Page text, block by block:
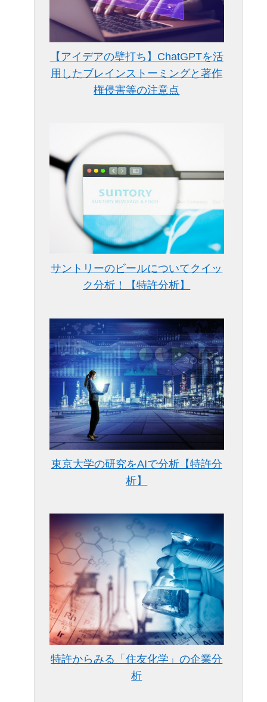
【アイデアの壁打ち】ChatGPTを活
用したブレインストーミングと著作
権侵害等の注意点
サントリーのビールについてクイッ
ク分析！【特許分析】
東京大学の研究をAIで分析【特許分
析】
特許からみる「住友化学」の企業分
析